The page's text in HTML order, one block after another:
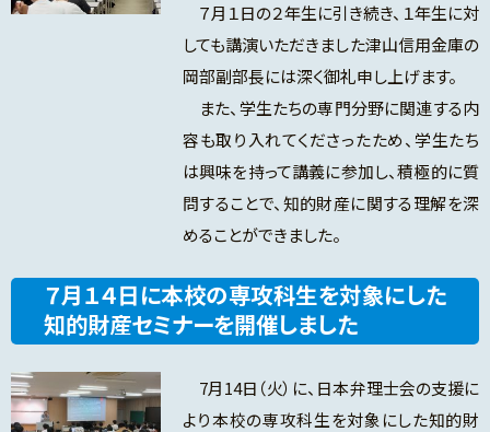
７月１日の２年生に引き続き、１年生に対
しても講演いただきました津山信用金庫の
岡部副部長には深く御礼申し上げます。
また、学生たちの専門分野に関連する内
容も取り入れてくださったため、学生たち
は興味を持って講義に参加し、積極的に質
問することで、知的財産に関する理解を深
めることができました。
７月１４日に本校の専攻科生を対象にした
知的財産セミナーを開催しました
7月14日（火）に、日本弁理士会の支援に
より本校の専攻科生を対象にした知的財